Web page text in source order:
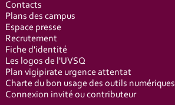
Contacts
Plans des campus
Espace presse
Recrutement
Fiche d'identité
Les logos de l'UVSQ
Plan vigipirate urgence attentat
Charte du bon usage des outils numériques
Connexion invité ou contributeur